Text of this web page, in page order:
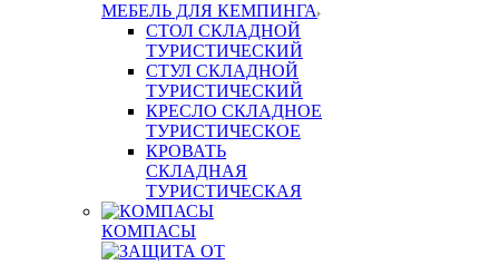
МЕБЕЛЬ ДЛЯ КЕМПИНГА
СТОЛ СКЛАДНОЙ
ТУРИСТИЧЕСКИЙ
СТУЛ СКЛАДНОЙ
ТУРИСТИЧЕСКИЙ
КРЕСЛО СКЛАДНОЕ
ТУРИСТИЧЕСКОЕ
КРОВАТЬ
СКЛАДНАЯ
ТУРИСТИЧЕСКАЯ
КОМПАСЫ